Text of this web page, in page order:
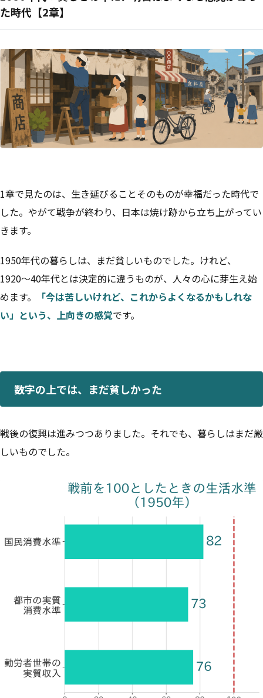
た時代【2章】
1章で見たのは、生き延びることそのものが幸福だった時代で
した。やがて戦争が終わり、日本は焼け跡から立ち上がってい
きます。
1950年代の暮らしは、まだ貧しいものでした。けれど、
1920〜40年代とは決定的に違うものが、人々の心に芽生え始
めます。
「今は苦しいけれど、これからよくなるかもしれな
い」という、上向きの感覚です。
数字の上では、まだ貧しかった
戦後の復興は進みつつありました。それでも、暮らしはまだ厳
しいものでした。